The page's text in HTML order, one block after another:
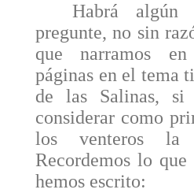
Habrá
pregunte, no sin
que narramos
páginas en el tema
de las Salinas, si
considerar como
los venteros la
Recordemos lo que
hemos escrito: